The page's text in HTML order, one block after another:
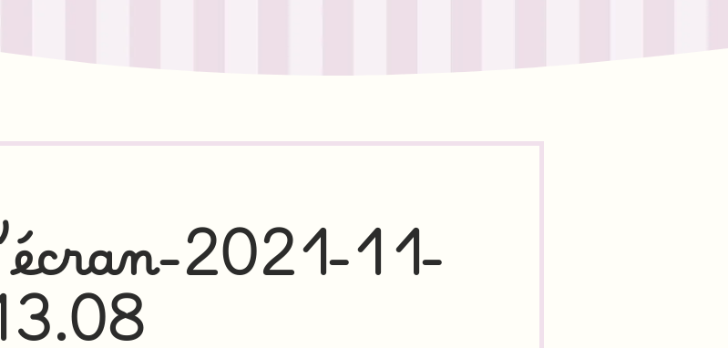
2021-11-